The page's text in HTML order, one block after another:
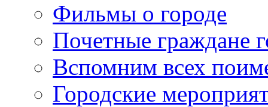
Фильмы о городе
Почетные граждане
Вспомним всех
Городские